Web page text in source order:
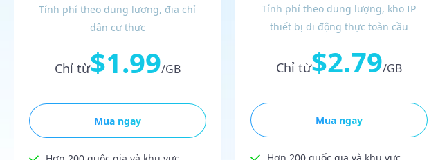
Tính phí theo dung lượng, địa chỉ
dân cư thực
Chỉ từ$1.99/GB
Mua ngay
Tính phí theo dung lượng, kho IP
thiết bị di động thực toàn cầu
Chỉ từ$2.79/GB
Mua ngay
Hơn 200 quốc gia và khu vực